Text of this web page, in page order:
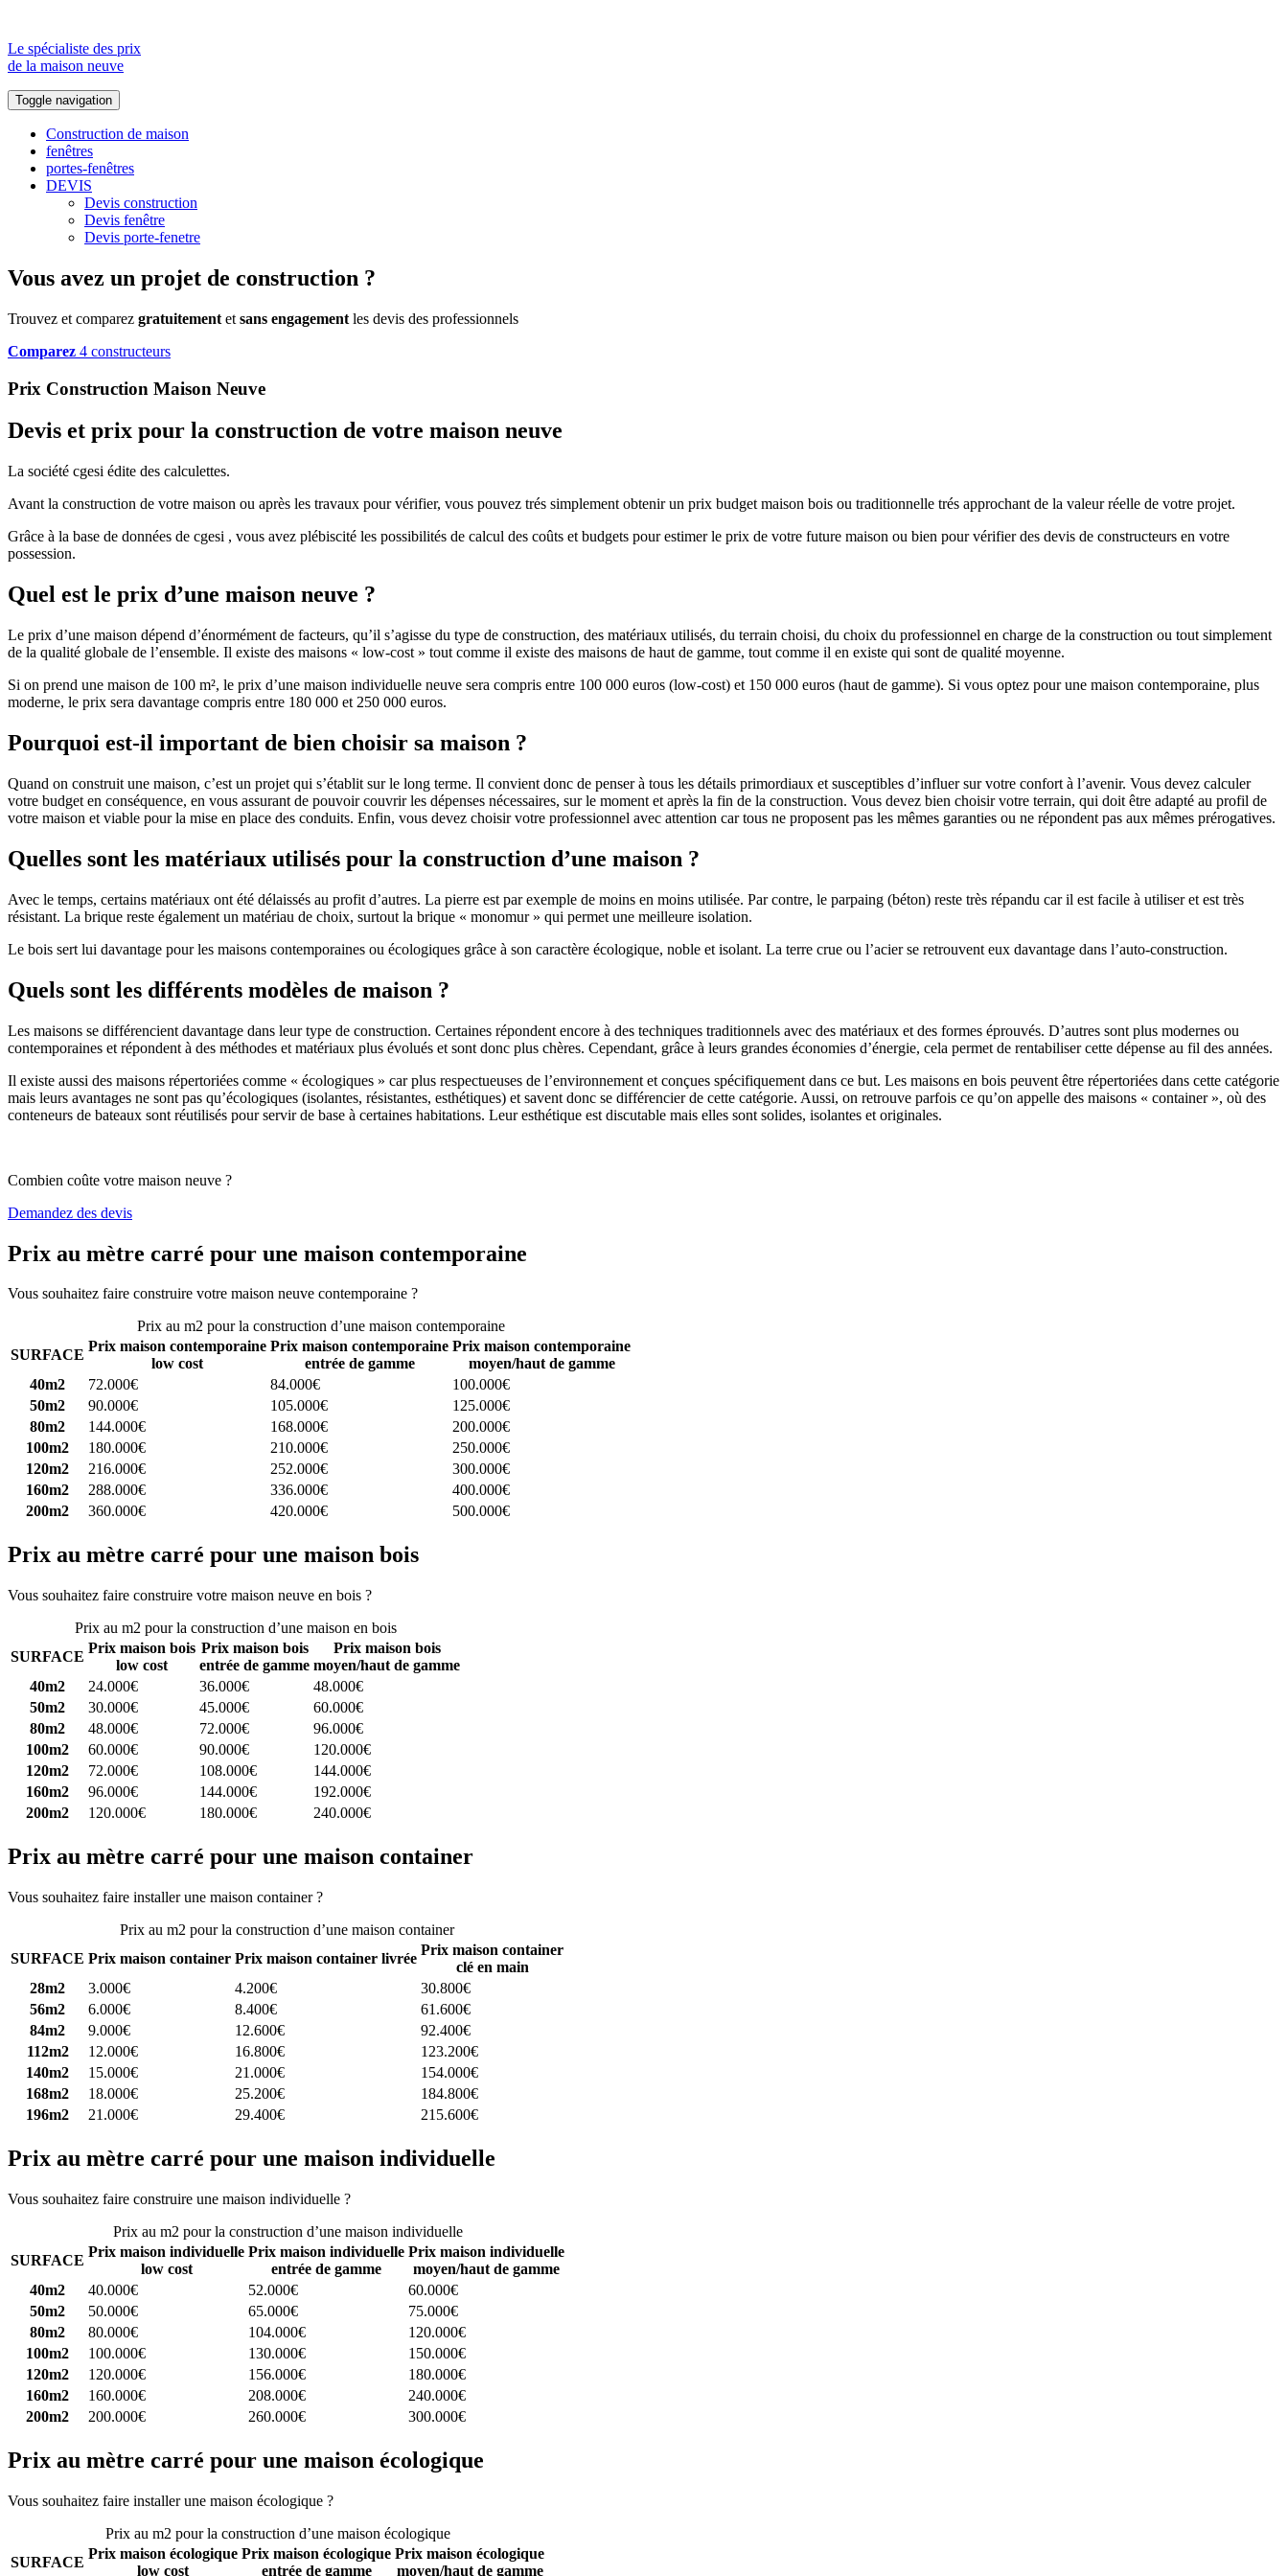
Le spécialiste des prix
de la maison neuve
Toggle navigation
Construction de maison
fenêtres
portes-fenêtres
DEVIS
Devis construction
Devis fenêtre
Devis porte-fenetre
Vous avez un projet de construction ?
Trouvez et comparez gratuitement et sans engagement les devis des professionnels
Comparez 4 constructeurs
Prix Construction Maison Neuve
Devis et prix pour la construction de votre maison neuve
La société cgesi édite des calculettes.
Avant la construction de votre maison ou après les travaux pour vérifier, vous pouvez trés simplement obtenir un prix budget maison bois ou traditionnelle trés approchant de la valeur réelle de votre projet.
Grâce à la base de données de cgesi , vous avez plébiscité les possibilités de calcul des coûts et budgets pour estimer le prix de votre future maison ou bien pour vérifier des devis de constructeurs en votre
possession.
Quel est le prix d’une maison neuve ?
Le prix d’une maison dépend d’énormément de facteurs, qu’il s’agisse du type de construction, des matériaux utilisés, du terrain choisi, du choix du professionnel en charge de la construction ou tout simplement
de la qualité globale de l’ensemble. Il existe des maisons « low-cost » tout comme il existe des maisons de haut de gamme, tout comme il en existe qui sont de qualité moyenne.
Si on prend une maison de 100 m², le prix d’une maison individuelle neuve sera compris entre 100 000 euros (low-cost) et 150 000 euros (haut de gamme). Si vous optez pour une maison contemporaine, plus
moderne, le prix sera davantage compris entre 180 000 et 250 000 euros.
Pourquoi est-il important de bien choisir sa maison ?
Quand on construit une maison, c’est un projet qui s’établit sur le long terme. Il convient donc de penser à tous les détails primordiaux et susceptibles d’influer sur votre confort à l’avenir. Vous devez calculer
votre budget en conséquence, en vous assurant de pouvoir couvrir les dépenses nécessaires, sur le moment et après la fin de la construction. Vous devez bien choisir votre terrain, qui doit être adapté au profil de
votre maison et viable pour la mise en place des conduits. Enfin, vous devez choisir votre professionnel avec attention car tous ne proposent pas les mêmes garanties ou ne répondent pas aux mêmes prérogatives.
Quelles sont les matériaux utilisés pour la construction d’une maison ?
Avec le temps, certains matériaux ont été délaissés au profit d’autres. La pierre est par exemple de moins en moins utilisée. Par contre, le parpaing (béton) reste très répandu car il est facile à utiliser et est très
résistant. La brique reste également un matériau de choix, surtout la brique « monomur » qui permet une meilleure isolation.
Le bois sert lui davantage pour les maisons contemporaines ou écologiques grâce à son caractère écologique, noble et isolant. La terre crue ou l’acier se retrouvent eux davantage dans l’auto-construction.
Quels sont les différents modèles de maison ?
Les maisons se différencient davantage dans leur type de construction. Certaines répondent encore à des techniques traditionnels avec des matériaux et des formes éprouvés. D’autres sont plus modernes ou
contemporaines et répondent à des méthodes et matériaux plus évolués et sont donc plus chères. Cependant, grâce à leurs grandes économies d’énergie, cela permet de rentabiliser cette dépense au fil des années.
Il existe aussi des maisons répertoriées comme « écologiques » car plus respectueuses de l’environnement et conçues spécifiquement dans ce but. Les maisons en bois peuvent être répertoriées dans cette catégorie
mais leurs avantages ne sont pas qu’écologiques (isolantes, résistantes, esthétiques) et savent donc se différencier de cette catégorie. Aussi, on retrouve parfois ce qu’on appelle des maisons « container », où des
conteneurs de bateaux sont réutilisés pour servir de base à certaines habitations. Leur esthétique est discutable mais elles sont solides, isolantes et originales.
Combien coûte votre maison neuve ?
Demandez des devis
Prix au mètre carré pour une maison contemporaine
Vous souhaitez faire construire votre maison neuve contemporaine ?
Prix au m2 pour la construction d’une maison contemporaine
SURFACE
Prix maison contemporaine
low cost
Prix maison contemporaine
entrée de gamme
Prix maison contemporaine
moyen/haut de gamme
40m2
72.000€ 84.000€
100.000€
50m2
90.000€ 105.000€
125.000€
80m2
144.000€ 168.000€
200.000€
100m2
180.000€ 210.000€
250.000€
120m2
216.000€ 252.000€
300.000€
160m2
288.000€ 336.000€
400.000€
200m2
360.000€ 420.000€ 500.000€
Prix au mètre carré pour une maison bois
Vous souhaitez faire construire votre maison neuve en bois ?
Prix au m2 pour la construction d’une maison en bois
SURFACE
Prix maison bois
low cost
Prix maison bois
entrée de gamme
Prix maison bois
moyen/haut de gamme
40m2
24.000€ 36.000€
48.000€
50m2
30.000€ 45.000€
60.000€
80m2
48.000€ 72.000€
96.000€
100m2
60.000€ 90.000€
120.000€
120m2
72.000€ 108.000€
144.000€
160m2
96.000€ 144.000€
192.000€
200m2
120.000€ 180.000€ 240.000€
Prix au mètre carré pour une maison container
Vous souhaitez faire installer une maison container ?
Prix au m2 pour la construction d’une maison container
SURFACE Prix maison container Prix maison container livrée
Prix maison container
clé en main
28m2
3.000€ 4.200€
30.800€
56m2
6.000€ 8.400€
61.600€
84m2
9.000€ 12.600€
92.400€
112m2
12.000€ 16.800€
123.200€
140m2
15.000€ 21.000€
154.000€
168m2
18.000€ 25.200€
184.800€
196m2
21.000€ 29.400€ 215.600€
Prix au mètre carré pour une maison individuelle
Vous souhaitez faire construire une maison individuelle ?
Prix au m2 pour la construction d’une maison individuelle
SURFACE
Prix maison individuelle
low cost
Prix maison individuelle
entrée de gamme
Prix maison individuelle
moyen/haut de gamme
40m2
40.000€ 52.000€
60.000€
50m2
50.000€ 65.000€
75.000€
80m2
80.000€ 104.000€
120.000€
100m2
100.000€ 130.000€
150.000€
120m2
120.000€ 156.000€
180.000€
160m2
160.000€ 208.000€
240.000€
200m2
200.000€ 260.000€ 300.000€
Prix au mètre carré pour une maison écologique
Vous souhaitez faire installer une maison écologique ?
Prix au m2 pour la construction d’une maison écologique
SURFACE
Prix maison écologique
low cost
Prix maison écologique
entrée de gamme
Prix maison écologique
moyen/haut de gamme